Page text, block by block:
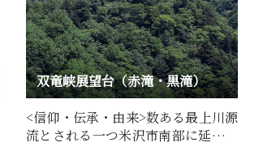
双竜峡展望台（赤滝・黒滝）
<信仰・伝承・由来>数ある最上川源
流とされる一つ米沢市南部に延びる